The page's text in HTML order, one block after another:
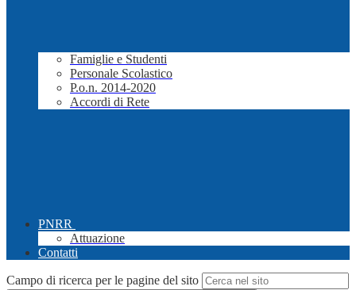
Famiglie e Studenti
Personale Scolastico
P.o.n. 2014-2020
Accordi di Rete
PNRR
Attuazione
Contatti
Campo di ricerca per le pagine del sito